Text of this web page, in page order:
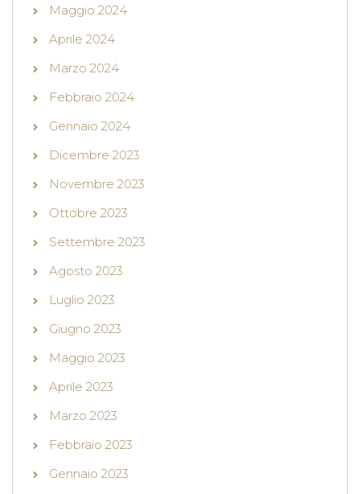
Maggio 2024
Aprile 2024
Marzo 2024
Febbraio 2024
Gennaio 2024
Dicembre 2023
Novembre 2023
Ottobre 2023
Settembre 2023
Agosto 2023
Luglio 2023
Giugno 2023
Maggio 2023
Aprile 2023
Marzo 2023
Febbraio 2023
Gennaio 2023